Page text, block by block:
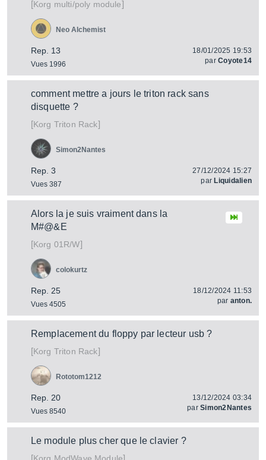
[Korg multi/poly module]
Rep. 13
Vues 1996
Neo Alchemist
18/01/2025 19:53
parCoyote14
comment mettre a jours le triton rack sans
disquette ?
[Korg Triton Rack]
Rep. 3
Vues 387
Simon2Nantes
27/12/2024 15:27
par Liquidalien
Alors la je suis vraiment dans la
M#@&E
[Korg 01R/W]
Rep. 25
Vues 4505
colokurtz
18/12/2024 11:53
par anton.
Remplacement du floppy par lecteur usb ?
[Korg Triton Rack]
Rep. 20
Vues 8540
Rototom1212
13/12/2024 03:34
parSimon2Nantes
Le module plus cher que le clavier ?
[
]